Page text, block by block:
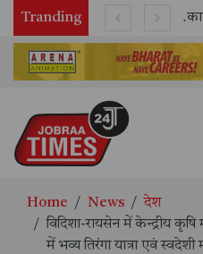
Tranding
Home News
देश
विदिशा-रायसेन में केन्द्रीय
में भव्य तिरंगा यात्रा एवं